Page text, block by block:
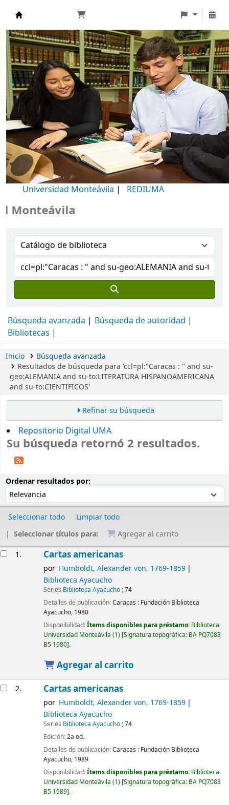
Biblioteca Universidad Monteávila
Universidad Monteávila | REDIUMA
Búsqueda avanzada
Búsqueda de autoridad
Bibliotecas
Inicio
Búsqueda avanzada
Resultados de búsqueda para 'ccl=pl:"Caracas : " and su-
geo:ALEMANIA and su-to:LITERATURA HISPANOAMERICANA
and su-to:CIENTIFICOS'
Refinar su búsqueda
Repositorio Digital UMA
Su búsqueda retornó 2 resultados.
Ordenar resultados por:
Seleccionar todo
Limpiar todo
Seleccionar títulos para:
Agregar al carrito
1. Cartas americanas
por Humboldt, Alexander von, 1769-1859
Biblioteca Ayacucho
Series Biblioteca Ayacucho; 74
Detalles de publicación:Caracas : Fundación Biblioteca
Ayacucho, 1980
Disponibilidad:Ítems disponibles para préstamo: Biblioteca
Universidad Monteávila (1) Signatura topográfica: BA PQ7083
B5 1980 .
Agregar al carrito
2. Cartas americanas
por Humboldt, Alexander von, 1769-1859
Biblioteca Ayacucho
Series Biblioteca Ayacucho; 74
Edición:2a ed.
Detalles de publicación:Caracas : Fundación Biblioteca
Ayacucho, 1989
Disponibilidad:Ítems disponibles para préstamo: Biblioteca
Universidad Monteávila (1) Signatura topográfica: BA PQ7083
B5 1989 .